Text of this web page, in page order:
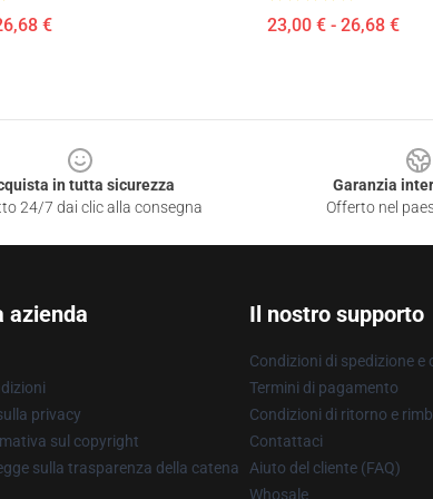
€ 23,00 € - 26,68 €
in tutta sicurezza
24/7 dai clic alla consegna
Garanzia
Offerto nel
azienda
privacy
sul copyright
sulla trasparenza della catena
Il nostro supporto
Condizioni di spedizione e
Termini di pagamento
Condizioni di ritorno e
Contattaci
Aiuto del cliente (FAQ)
Whosale